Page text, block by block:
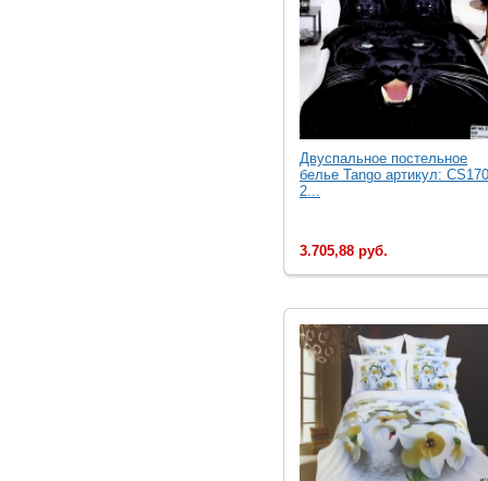
Двуcпальное постельное
белье Tango артикул:
2...
3.705,88 руб.